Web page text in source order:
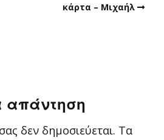
κάρτα – Μιχαήλ
απάντηση
δεν δημοσιεύεται. Τα